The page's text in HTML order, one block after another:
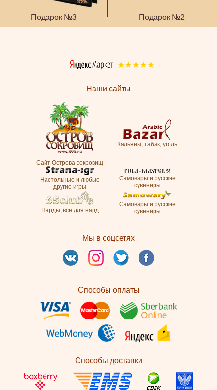
Подарок №3 Подарок №2
Наши сайты
Сайт Острова сокровищ
Кальяны, табак, уголь
Настольные и любые
другие игры
Самовары и русские
сувениры
Нарды, все для нард
Самовары и русские
сувениры
Мы в соцсетях
Способы оплаты
Способы доставки